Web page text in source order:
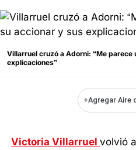
Villarruel cruzó a Adorni: “Me parece
explicaciones”
+Agregar Aire
Victoria Villarruelvolvió